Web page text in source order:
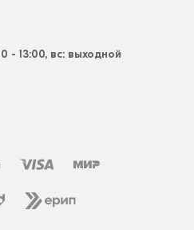
- 13:00, вс: выходной